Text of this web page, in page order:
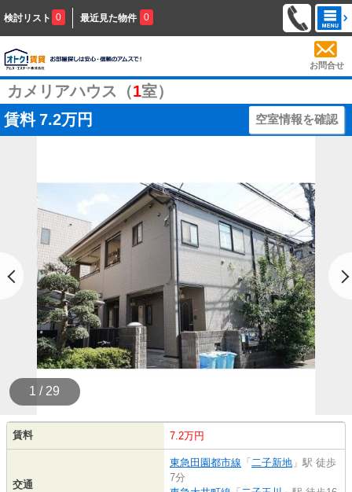
検討リスト 0 最近見た物件 0
お問合せ
カメリアハウス（1室）
賃料 7.2万円 空室情報を確認
1 / 29
賃料 7.2万円
交通
東急田園都市線 「 二子新地 」駅 徒歩
7分